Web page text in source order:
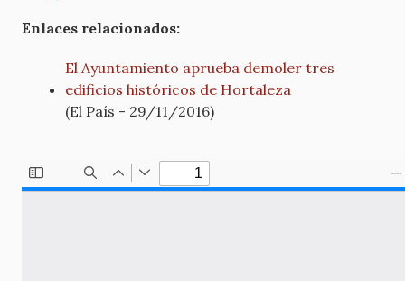
Enlaces relacionados:
El Ayuntamiento aprueba demoler tres
edificios históricos de Hortaleza
(El País - 29/11/2016)